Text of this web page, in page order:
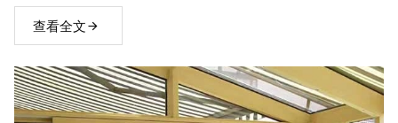
查看全文